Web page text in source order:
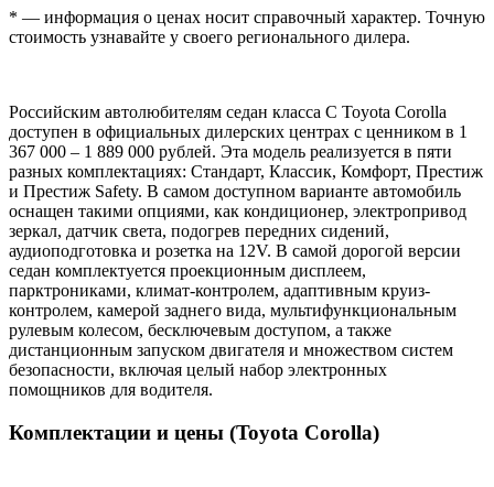
* — информация о ценах носит справочный характер. Точную
стоимость узнавайте у своего регионального дилера.
Российским автолюбителям седан класса C Toyota Corolla
доступен в официальных дилерских центрах с ценником в 1
367 000 – 1 889 000 рублей. Эта модель реализуется в пяти
разных комплектациях: Стандарт, Классик, Комфорт, Престиж
и Престиж Safety. В самом доступном варианте автомобиль
оснащен такими опциями, как кондиционер, электропривод
зеркал, датчик света, подогрев передних сидений,
аудиоподготовка и розетка на 12V. В самой дорогой версии
седан комплектуется проекционным дисплеем,
парктрониками, климат-контролем, адаптивным круиз-
контролем, камерой заднего вида, мультифункциональным
рулевым колесом, бесключевым доступом, а также
дистанционным запуском двигателя и множеством систем
безопасности, включая целый набор электронных
помощников для водителя.
Комплектации и цены (Toyota Corolla)